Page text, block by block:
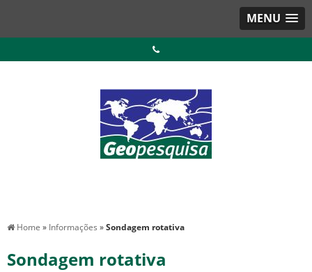
MENU
Home » Informações »Sondagem rotativa
Sondagem rotativa